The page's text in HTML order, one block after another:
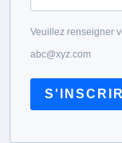
Veuillez renseigner
abc@xyz.com